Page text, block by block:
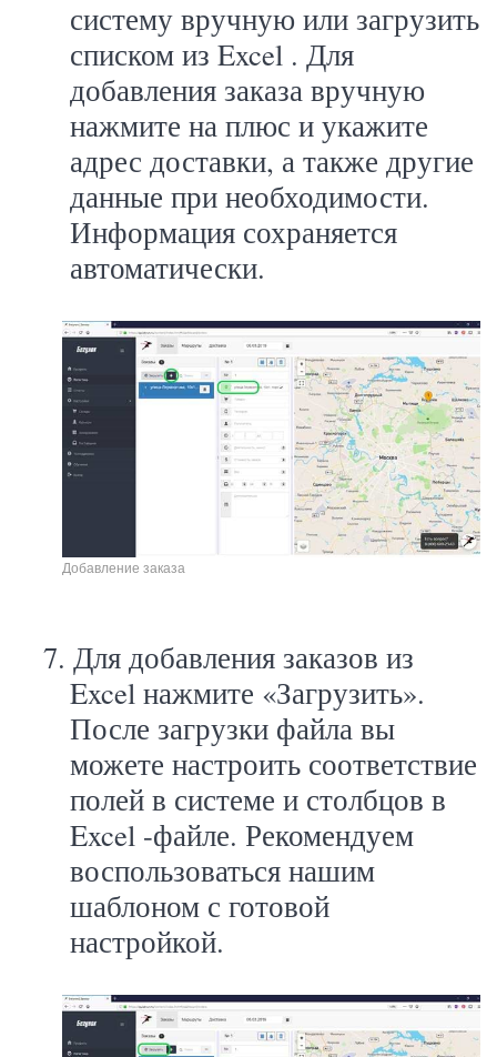
систему вручную или загрузить
списком из Excel . Для
добавления заказа вручную
нажмите на плюс и укажите
адрес доставки, а также другие
данные при необходимости.
Информация сохраняется
автоматически.
Добавление заказа
7. Для добавления заказов из
Excel нажмите «Загрузить».
После загрузки файла вы
можете настроить соответствие
полей в системе и столбцов в
Excel -файле. Рекомендуем
воспользоваться нашим
шаблоном с готовой
настройкой.